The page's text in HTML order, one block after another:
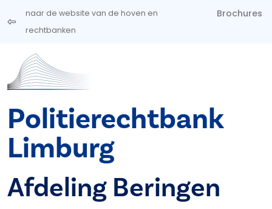
Overslaan en naar de inhoud gaan
naar de website van de hoven en
rechtbanken
Brochures
Politierechtbank
Limburg
Afdeling Beringen